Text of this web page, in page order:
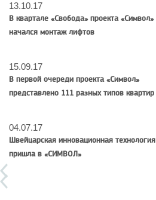
13.10.17
В квартале «Свобода» проекта «Символ»
начался монтаж лифтов
15.09.17
В первой очереди проекта «Символ»
представлено 111 разных типов квартир
04.07.17
Швейцарская инновационная технология
пришла в «СИМВОЛ»